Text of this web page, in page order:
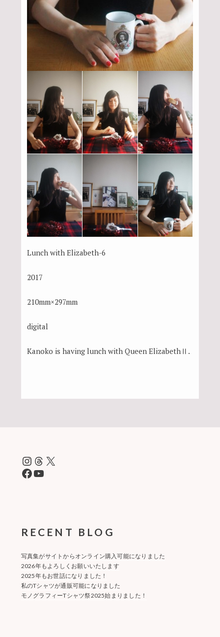
Lunch with Elizabeth-6
2017
210mm×297mm
digital
Kanoko is having lunch with Queen ElizabethⅡ.
Instagram
Threads
X
Facebook
YouTube
RECENT BLOG
写真集がサイトからオンライン購入可能になりました
2026年もよろしくお願いいたします
2025年もお世話になりました！
私のTシャツが通販可能になりました
モノグラフィーTシャツ祭2025始まりました！